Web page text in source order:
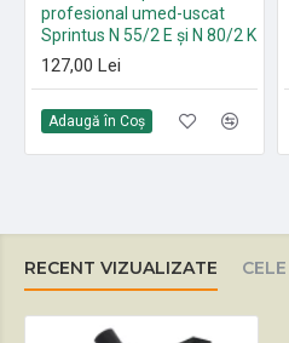
profesional umed-uscat
Sprintus N 55/2 E și N 80/2 K
127,00 Lei
Adaugă în Coş
RECENT VIZUALIZATE